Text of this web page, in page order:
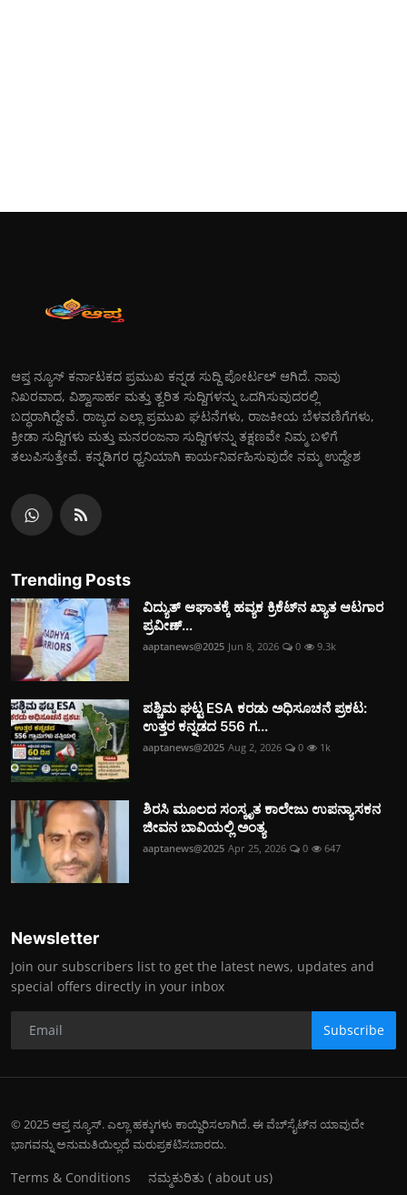
ಆಪ್ತ ನ್ಯೂಸ್ ಕರ್ನಾಟಕದ ಪ್ರಮುಖ ಕನ್ನಡ ಸುದ್ದಿ ಪೋರ್ಟಲ್ ಆಗಿದೆ. ನಾವು
ನಿಖರವಾದ, ವಿಶ್ವಾಸಾರ್ಹ ಮತ್ತು ತ್ವರಿತ ಸುದ್ದಿಗಳನ್ನು ಒದಗಿಸುವುದರಲ್ಲಿ
ಬದ್ಧರಾಗಿದ್ದೇವೆ. ರಾಜ್ಯದ ಎಲ್ಲಾ ಪ್ರಮುಖ ಘಟನೆಗಳು, ರಾಜಕೀಯ ಬೆಳವಣಿಗೆಗಳು,
ಕ್ರೀಡಾ ಸುದ್ದಿಗಳು ಮತ್ತು ಮನರಂಜನಾ ಸುದ್ದಿಗಳನ್ನು ತಕ್ಷಣವೇ ನಿಮ್ಮ ಬಳಿಗೆ
ತಲುಪಿಸುತ್ತೇವೆ. ಕನ್ನಡಿಗರ ಧ್ವನಿಯಾಗಿ ಕಾರ್ಯನಿರ್ವಹಿಸುವುದೇ ನಮ್ಮ ಉದ್ದೇಶ
Trending Posts
ವಿದ್ಯುತ್‌ ಆಘಾತಕ್ಕೆ ಹವ್ಯಕ ಕ್ರಿಕೆಟ್‌ನ ಖ್ಯಾತ ಆಟಗಾರ
ಪ್ರವೀಣ್...
aaptanews@2025 Jun 8, 2026 0 9.3k
ಪಶ್ಚಿಮ ಘಟ್ಟ ESA ಕರಡು ಅಧಿಸೂಚನೆ ಪ್ರಕಟ:
ಉತ್ತರ ಕನ್ನಡದ 556 ಗ...
aaptanews@2025 Aug 2, 2026 0 1k
ಶಿರಸಿ ಮೂಲದ ಸಂಸ್ಕೃತ ಕಾಲೇಜು ಉಪನ್ಯಾಸಕನ
ಜೀವನ ಬಾವಿಯಲ್ಲಿ ಅಂತ್ಯ
aaptanews@2025 Apr 25, 2026 0 647
Newsletter
Join our subscribers list to get the latest news, updates and
special offers directly in your inbox
Subscribe
© 2025 ಆಪ್ತ ನ್ಯೂಸ್. ಎಲ್ಲಾ ಹಕ್ಕುಗಳು ಕಾಯ್ದಿರಿಸಲಾಗಿದೆ. ಈ ವೆಬ್‌ಸೈಟ್‌ನ ಯಾವುದೇ
ಭಾಗವನ್ನು ಅನುಮತಿಯಿಲ್ಲದೆ ಮರುಪ್ರಕಟಿಸಬಾರದು.
Terms & Conditions ನಮ್ಮ‌ಕುರಿತು ( about us)